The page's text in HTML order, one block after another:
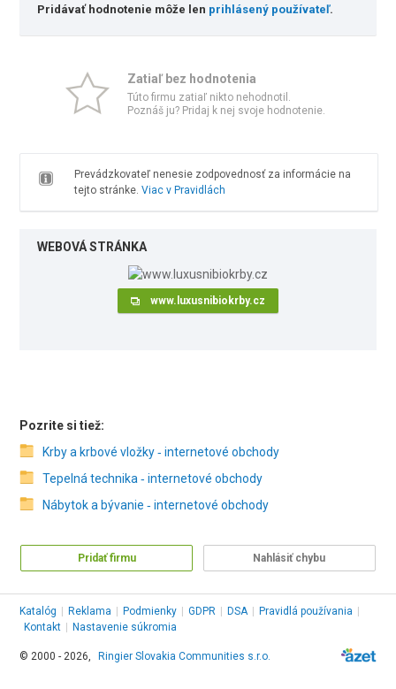
Pridávať hodnotenie môže len prihlásený používateľ.
Zatiaľ bez hodnotenia
Túto firmu zatiaľ nikto nehodnotil.
Poznáš ju? Pridaj k nej svoje hodnotenie.
Prevádzkovateľ nenesie zodpovednosť za informácie na
tejto stránke. Viac v Pravidlách
WEBOVÁ STRÁNKA
www.luxusnibiokrby.cz
Pozrite si tiež:
Krby a krbové vložky ‑ internetové obchody
Tepelná technika ‑ internetové obchody
Nábytok a bývanie ‑ internetové obchody
Pridať firmu Nahlásiť chybu
Katalóg Reklama Podmienky GDPR DSA Pravidlá používania
Kontakt
Nastavenie súkromia
© 2000 - 2026, Ringier Slovakia Communities s.r.o.